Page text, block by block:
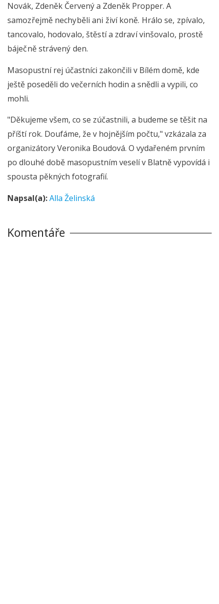
Novák, Zdeněk Červený a Zdeněk Propper. A
samozřejmě nechyběli ani živí koně. Hrálo se, zpívalo,
tancovalo, hodovalo, štěstí a zdraví vinšovalo, prostě
báječně strávený den.
Masopustní rej účastníci zakončili v Bílém domě, kde
ještě poseděli do večerních hodin a snědli a vypili, co
mohli.
"Děkujeme všem, co se zúčastnili, a budeme se těšit na
příští rok. Doufáme, že v hojnějším počtu," vzkázala za
organizátory Veronika Boudová. O vydařeném prvním
po dlouhé době masopustním veselí v Blatně vypovídá i
spousta pěkných fotografií.
Napsal(a):Alla Želinská
Komentáře